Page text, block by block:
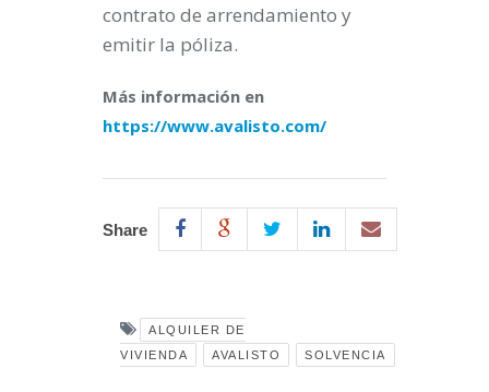
contrato de arrendamiento y
emitir la póliza.
Más información en
https://www.avalisto.com/
Share
ALQUILER DE
VIVIENDA
AVALISTO SOLVENCIA